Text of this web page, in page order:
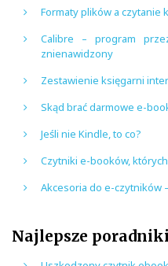
Formaty plików a czytanie
Calibre – program
znienawidzony
Zestawienie księgarni
Skąd brać darmowe e-
Jeśli nie Kindle, to co?
Czytniki e-booków,
Akcesoria do e-czytników
Najlepsze poradniki